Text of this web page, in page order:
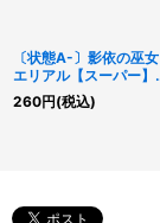
〔状態A-〕影依の巫女
エリアル【スーパー】
{SD37-JP003}《モン
スター》
260円(税込)